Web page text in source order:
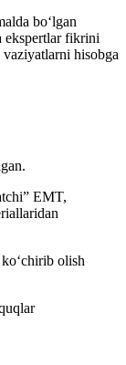
boʻlgan
ekspertlar fikrini
hisobga
EMT,
olish